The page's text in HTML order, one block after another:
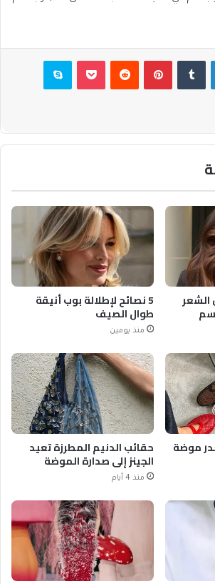
لينكدإن بينتيريست بوكيت سكايب
الشعر 5 نصائح لإطلالة بوب أنيقة
طوال الصيف
منذ يومين
موضة حقائب الدنيم المطرزة تعيد
الجينز إلى صدارة الموضة
منذ 4 أيام